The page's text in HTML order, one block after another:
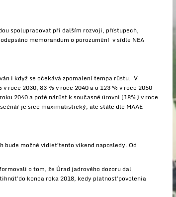
spolupracovat při dalším rozvoji, přístupech,
memorandum o porozumění v sídle NEA
i když se očekává zpomalení tempa růstu. V
roce 2030, 83 % v roce 2040 a o 123 % v roce 2050
2040 a poté nárůst k současné úrovni (18%) v roce
je sice maximalistický, ale stále dle MAAE
možné vidieť tento víkend naposledy. Od
o tom, že Úrad jadrového dozoru dal
do konca roka 2018, kedy platnosť povolenia